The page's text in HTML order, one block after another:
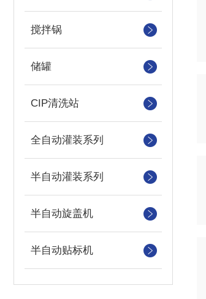
搅拌锅
储罐
CIP清洗站
全自动灌装系列
半自动灌装系列
半自动旋盖机
半自动贴标机